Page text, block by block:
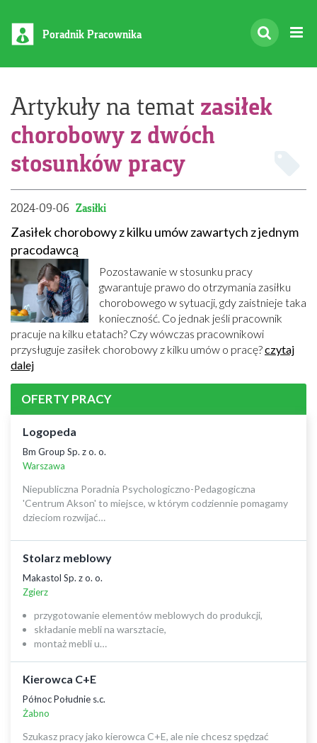
Poradnik Pracownika
Artykuły na temat zasiłek
chorobowy z dwóch
stosunków pracy
2024-09-06 Zasiłki
Zasiłek chorobowy z kilku umów zawartych z jednym
pracodawcą
Pozostawanie w stosunku pracy
gwarantuje prawo do otrzymania zasiłku
chorobowego w sytuacji, gdy zaistnieje taka
konieczność. Co jednak jeśli pracownik
pracuje na kilku etatach? Czy wówczas pracownikowi
przysługuje zasiłek chorobowy z kilku umów o pracę?czytaj
dalej
OFERTY PRACY
Logopeda
Bm Group Sp. z o. o.
Warszawa
Niepubliczna Poradnia Psychologiczno-Pedagogiczna
'Centrum Akson' to miejsce, w którym codziennie pomagamy
dzieciom rozwijać…
Stolarz meblowy
Makastol Sp. z o. o.
Zgierz
przygotowanie elementów meblowych do produkcji,
składanie mebli na warsztacie,
montaż mebli u…
Kierowca C+E
Północ Południe s.c.
Żabno
Szukasz pracy jako kierowca C+E, ale nie chcesz spędzać